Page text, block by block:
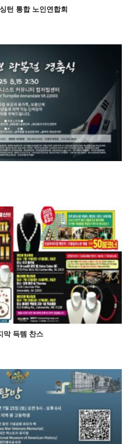
턴 통합 노인연합회
막 득템 찬스